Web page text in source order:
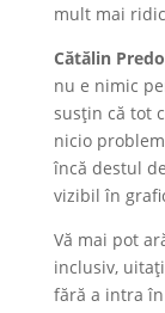
mult mai
Cătălin
nu e nimic
susțin că tot
nicio
încă destul
vizibil în
Vă mai pot
inclusiv,
fără a intra